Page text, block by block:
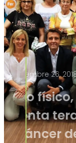
septiembre
El
para el